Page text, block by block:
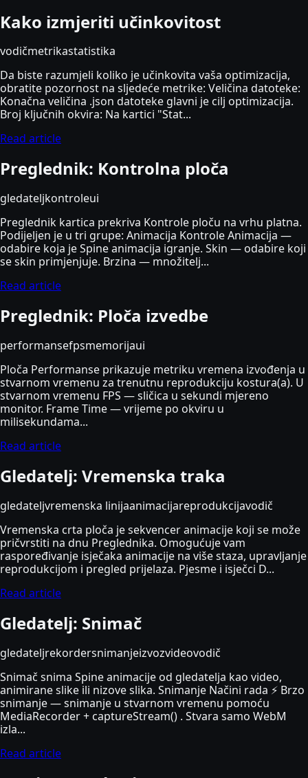
Kako izmjeriti učinkovitost
vodičmetrikastatistika
Da biste razumjeli koliko je učinkovita vaša optimizacija,
obratite pozornost na sljedeće metrike: Veličina datoteke:
Konačna veličina .json datoteke glavni je cilj optimizacija.
Broj ključnih okvira: Na kartici "Stat...
Read article
Preglednik: Kontrolna ploča
gledateljkontroleui
Preglednik kartica prekriva Kontrole ploču na vrhu platna.
Podijeljen je u tri grupe: Animacija Kontrole Animacija —
odabire koja je Spine animacija igranje. Skin — odabire koji
se skin primjenjuje. Brzina — množitelj...
Read article
Preglednik: Ploča izvedbe
performansefpsmemorijaui
Ploča Performanse prikazuje metriku vremena izvođenja u
stvarnom vremenu za trenutnu reprodukciju kostura(a). U
stvarnom vremenu FPS — sličica u sekundi mjereno
monitor. Frame Time — vrijeme po okviru u
milisekundama...
Read article
Gledatelj: Vremenska traka
gledateljvremenska linijaanimacijareprodukcijavodič
Vremenska crta ploča je sekvencer animacije koji se može
pričvrstiti na dnu Preglednika. Omogućuje vam
raspoređivanje isječaka animacije na više staza, upravljanje
reprodukcijom i pregled prijelaza. Pjesme i isječci D...
Read article
Gledatelj: Snimač
gledateljrekordersnimanjeizvozvideovodič
Snimač snima Spine animacije od gledatelja kao video,
animirane slike ili nizove slika. Snimanje Načini rada ⚡ Brzo
snimanje — snimanje u stvarnom vremenu pomoću
MediaRecorder + captureStream() . Stvara samo WebM
izla...
Read article